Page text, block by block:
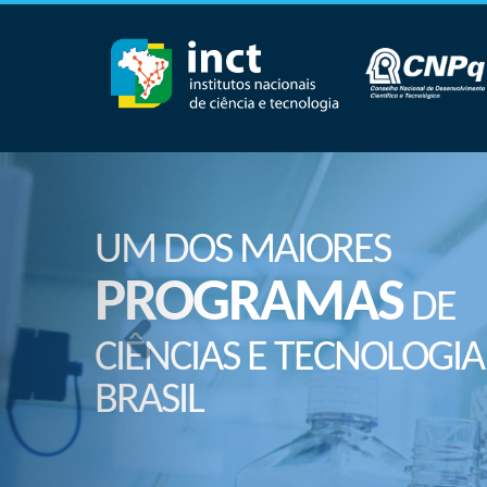
UM DOS MAIORES
PROGRAMASDE
CIÊNCIAS E
BRASIL